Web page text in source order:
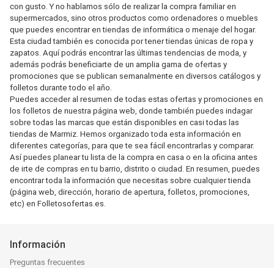
con gusto. Y no hablamos sólo de realizar la compra familiar en
supermercados, sino otros productos como ordenadores o muebles
que puedes encontrar en tiendas de informática o menaje del hogar.
Esta ciudad también es conocida por tener tiendas únicas de ropa y
zapatos. Aquí podrás encontrar las últimas tendencias de moda, y
además podrás beneficiarte de un amplia gama de ofertas y
promociones que se publican semanalmente en diversos catálogos y
folletos durante todo el año.
Puedes acceder al resumen de todas estas ofertas y promociones en
los folletos de nuestra página web, donde también puedes indagar
sobre todas las marcas que están disponibles en casi todas las
tiendas de Marmiz. Hemos organizado toda esta información en
diferentes categorías, para que te sea fácil encontrarlas y comparar.
Así puedes planear tu lista de la compra en casa o en la oficina antes
de irte de compras en tu barrio, distrito o ciudad. En resumen, puedes
encontrar toda la información que necesitas sobre cualquier tienda
(página web, dirección, horario de apertura, folletos, promociones,
etc) en Folletosofertas.es.
Información
Preguntas frecuentes